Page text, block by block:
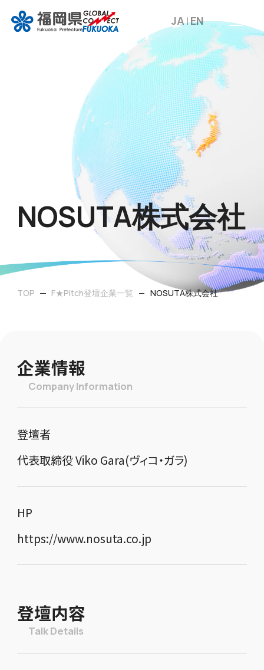
JA EN
NOSUTA株式会社
TOP F★Pitch登壇企業一覧 NOSUTA株式会社
企業情報
Company Information
登壇者
代表取締役 Viko Gara(ヴィコ・ガラ)
HP
https://www.nosuta.co.jp
登壇内容
Talk Details